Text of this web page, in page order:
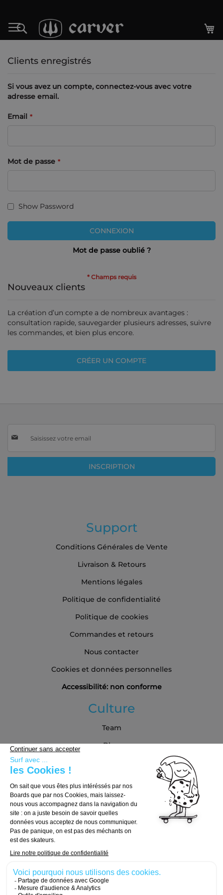
au
contenu
Rechercher
Clients enregistrés
Si vous avez un compte, connectez-vous avec votre
adresse email.
Email
Mot de passe
Show Password
CONNEXION
Mot de passe oublié ?
Nouveaux clients
La création d’un compte a de nombreux avantages :
consultation rapide, sauvegarder plusieurs adresses, suivre
les commandes, et bien plus encore.
CRÉER UN COMPTE
lettre
:
INSCRIPTION
Support
Conditions Générales de Vente
Livraison & Retours
Mentions légales
Politique de confidentialité
Politique de cookies
Commandes et retours
Nous contacter
Cookies et données personnelles
Accessibilité: non conforme
Culture
Team
Blog
Guide d'achat
Choisir sa board
Choisir ses roues